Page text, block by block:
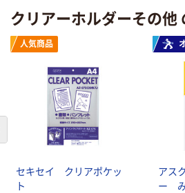
クリアーホルダーその他
人気商品
セキセイ クリアポケッ
ト
アス
ー
前のスライドへ
証
本気プライス
さしい やわらか
￥458~ （税込）
本気プライス
トイレットペー
120ｍ 再生紙
100% 6ロール
オリジ